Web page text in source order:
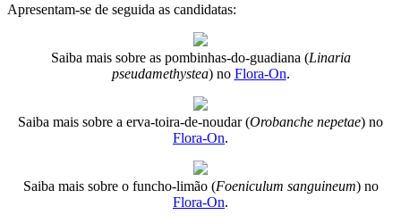
Apresentam-se de seguida as candidatas:
Saiba mais sobre as pombinhas-do-guadiana (Linaria
pseudamethystea) no Flora-On.
Saiba mais sobre a erva-toira-de-noudar (Orobanche nepetae) no
Flora-On.
Saiba mais sobre o funcho-limão (Foeniculum sanguineum) no
Flora-On.